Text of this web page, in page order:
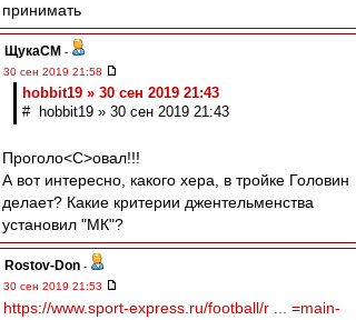
принимать
ЩукаСМ -
30 сен 2019 21:58
hobbit19 » 30 сен 2019 21:43
# hobbit19 » 30 сен 2019 21:43
Проголо<C>овал!!!
А вот интересно, какого хера, в тройке Головин
делает? Какие критерии джентельменства
установил "МК"?
Rostov-Don -
30 сен 2019 21:53
https://www.sport-express.ru/football/r ... =main-